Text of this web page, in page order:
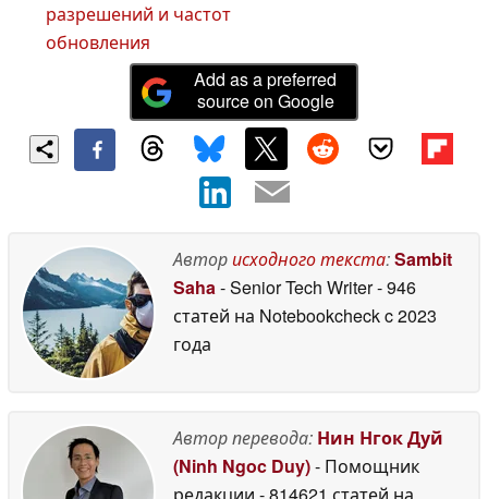
разрешений и частот
обновления
Add as a preferred
source on Google
Авторисходного текста:Sambit
Saha - Senior Tech Writer- 946
статей на Notebookcheckc 2023
года
Автор перевода: Нин Нгок Дуй
(Ninh Ngoc Duy)- Помощник
редакции - 814621 статей на